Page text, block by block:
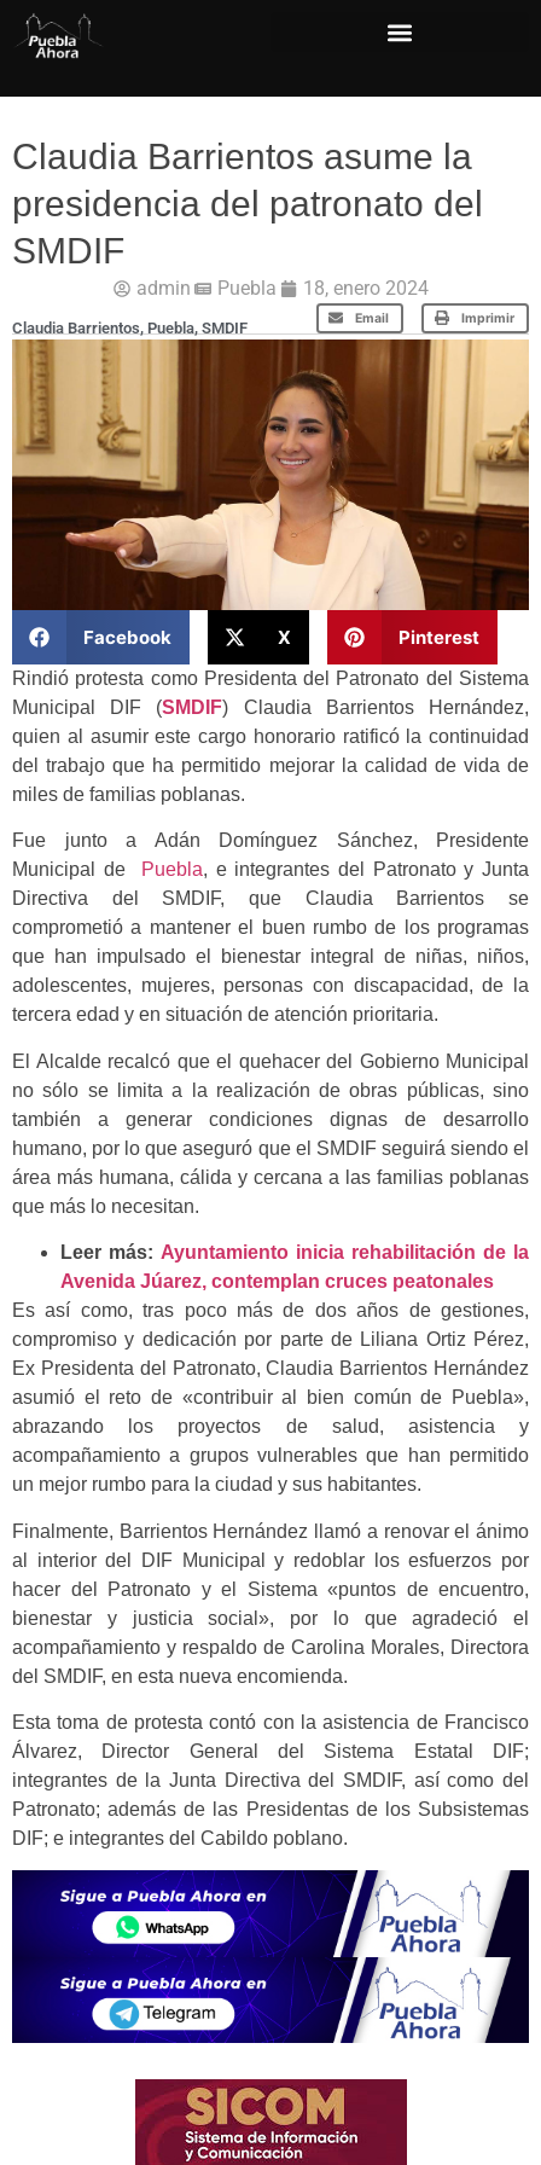
Claudia Barrientos asume la
presidencia del patronato del
SMDIF
admin Puebla 18, enero 2024
Email Imprimir
Claudia Barrientos, Puebla, SMDIF
Facebook X Pinterest
Rindió protesta como Presidenta del Patronato del Sistema
Municipal DIF (SMDIF) Claudia Barrientos Hernández,
quien al asumir este cargo honorario ratificó la continuidad
del trabajo que ha permitido mejorar la calidad de vida de
miles de familias poblanas.
Fue junto a Adán Domínguez Sánchez, Presidente
Municipal de
Puebla, e integrantes del Patronato y Junta
Directiva del SMDIF, que Claudia Barrientos se
comprometió a mantener el buen rumbo de los programas
que han impulsado el bienestar integral de niñas, niños,
adolescentes, mujeres, personas con discapacidad, de la
tercera edad y en situación de atención prioritaria.
El Alcalde recalcó que el quehacer del Gobierno Municipal
no sólo se limita a la realización de obras públicas, sino
también a generar condiciones dignas de desarrollo
humano, por lo que aseguró que el SMDIF seguirá siendo el
área más humana, cálida y cercana a las familias poblanas
que más lo necesitan.
Leer más: Ayuntamiento inicia rehabilitación de la
Avenida Júarez, contemplan cruces peatonales
Es así como, tras poco más de dos años de gestiones,
compromiso y dedicación por parte de Liliana Ortiz Pérez,
Ex Presidenta del Patronato, Claudia Barrientos Hernández
asumió el reto de «contribuir al bien común de Puebla»,
abrazando los proyectos de salud, asistencia y
acompañamiento a grupos vulnerables que han permitido
un mejor rumbo para la ciudad y sus habitantes.
Finalmente, Barrientos Hernández llamó a renovar el ánimo
al interior del DIF Municipal y redoblar los esfuerzos por
hacer del Patronato y el Sistema «puntos de encuentro,
bienestar y justicia social», por lo que agradeció el
acompañamiento y respaldo de Carolina Morales, Directora
del SMDIF, en esta nueva encomienda.
Esta toma de protesta contó con la asistencia de Francisco
Álvarez, Director General del Sistema Estatal DIF;
integrantes de la Junta Directiva del SMDIF, así como del
Patronato; además de las Presidentas de los Subsistemas
DIF; e integrantes del Cabildo poblano.